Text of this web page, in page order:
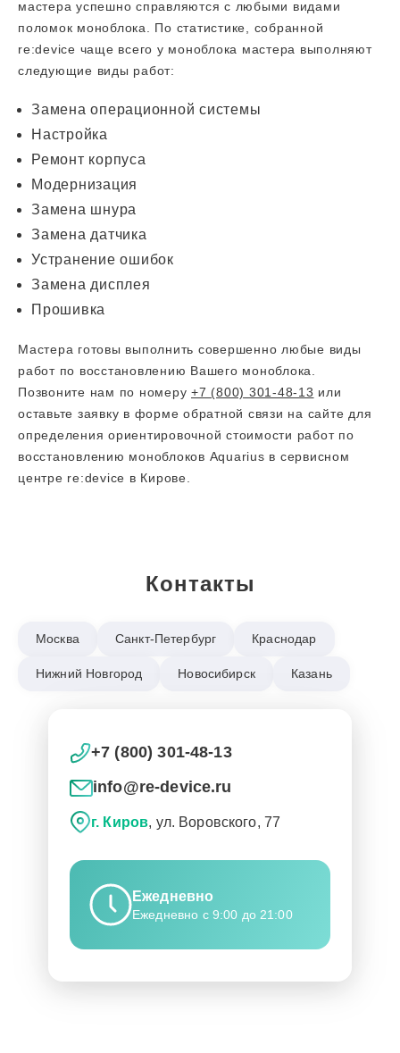
мастера успешно справляются с любыми видами
поломок моноблока. По статистике, собранной
re:device чаще всего у моноблока мастера выполняют
следующие виды работ:
Замена операционной системы
Настройка
Ремонт корпуса
Модернизация
Замена шнура
Замена датчика
Устранение ошибок
Замена дисплея
Прошивка
Мастера готовы выполнить совершенно любые виды
работ по восстановлению Вашего моноблока.
Позвоните нам по номеру +7 (800) 301-48-13 или
оставьте заявку в форме обратной связи на сайте для
определения ориентировочной стоимости работ по
восстановлению моноблоков Aquarius в сервисном
центре re:device в Кирове.
Контакты
Москва Санкт-Петербург Краснодар
Нижний Новгород Новосибирск Казань
+7 (800) 301-48-13
info@re-device.ru
г. Киров, ул. Воровского, 77
Ежедневно
Ежедневно с 9:00 до 21:00